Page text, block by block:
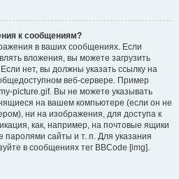
к сообщениям?
в ваших сообщениях. Если
вложения, вы можете загрузить
нет, вы должны указать ссылку на
веб-сервере. Пример
picture.gif. Вы не можете указывать
на вашем компьютере (если он не
ни на изображения, для доступа к
как, например, на почтовые ящики
сайты и т. п. Для указания
в сообщениях тег BBCode [img].